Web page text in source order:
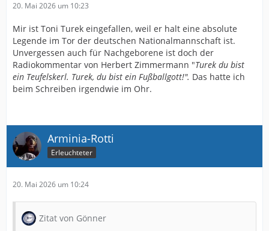
20. Mai 2026 um 10:23
Mir ist Toni Turek eingefallen, weil er halt eine absolute
Legende im Tor der deutschen Nationalmannschaft ist.
Unvergessen auch für Nachgeborene ist doch der
Radiokommentar von Herbert Zimmermann "Turek du bist
ein Teufelskerl. Turek, du bist ein Fußballgott!". Das hatte ich
beim Schreiben irgendwie im Ohr.
Arminia-Rotti
Erleuchteter
20. Mai 2026 um 10:24
Zitat von Gönner